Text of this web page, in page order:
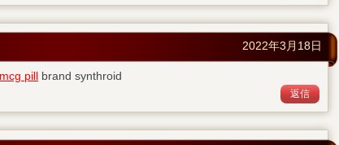
2022年3月18日
pill brand synthroid
返信